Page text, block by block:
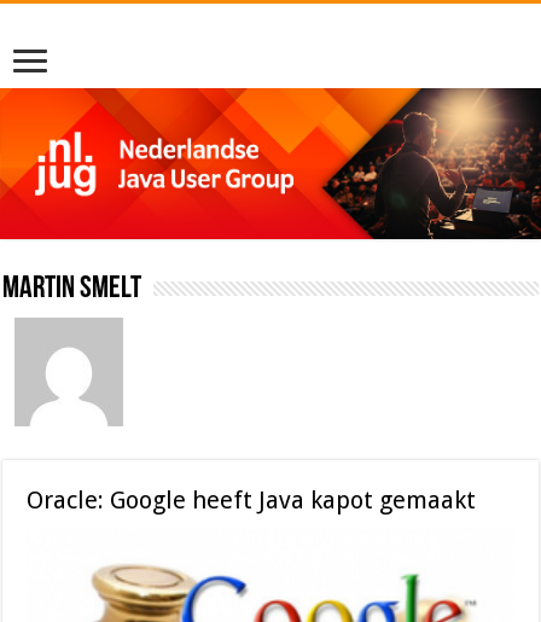
Martin Smelt
Oracle: Google heeft Java kapot gemaakt